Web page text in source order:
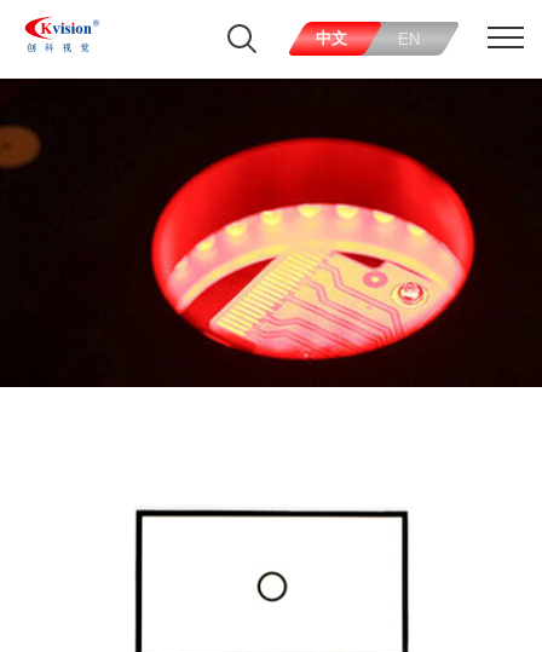
中文 EN